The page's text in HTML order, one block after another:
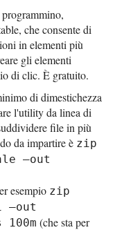
che consente di
in elementi più
gli elementi
di clic. È gratuito.
di dimestichezza
l'utility da linea di
file in più
da impartire è zip
–out
esempio zip
–out
(che sta per